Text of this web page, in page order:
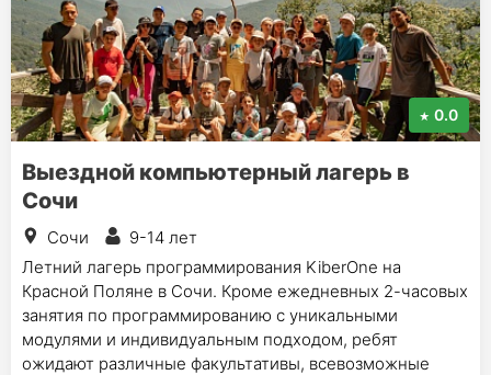
0.0
Выездной компьютерный лагерь в
Сочи
Сочи
9-14 лет
Летний лагерь программирования KiberOne на
Красной Поляне в Сочи. Кроме ежедневных 2-часовых
занятия по программированию с уникальными
модулями и индивидуальным подходом, ребят
ожидают различные факультативы, всевозможные